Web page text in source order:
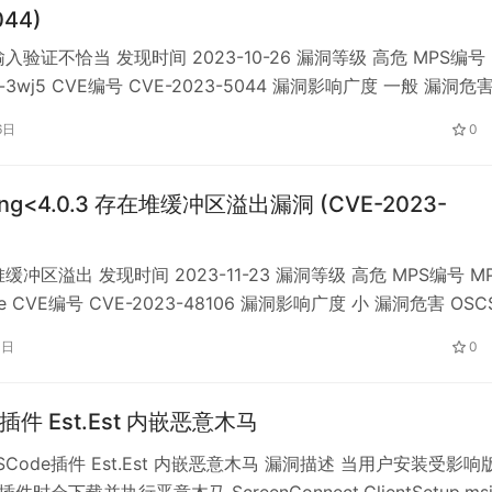
入验证不恰当 发现时间 2023-10-26 漏洞等级 高危 MPS编号
CVE编号 CVE-2023-5044 漏洞影响广度 一般 漏洞危
向代理和负载均衡器。当对NGINX原语进行注入时，能成功
0
存在堆缓冲区溢出漏洞 (CVE-2023-
缓冲区溢出 发现时间 2023-11-23 漏洞等级 高危 MPS编号
CVE编号 CVE-2023-48106 漏洞影响广度 小 漏洞危害
之前版本中的 mz_os.c#mz_path_resol…
0
件 Est.Est 内嵌恶意木马
插件 Est.Est 内嵌恶意木马 漏洞描述 当用户安装受影响